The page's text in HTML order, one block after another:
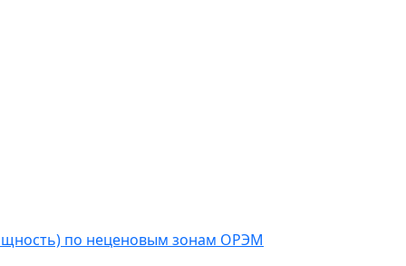
по неценовым зонам ОРЭМ